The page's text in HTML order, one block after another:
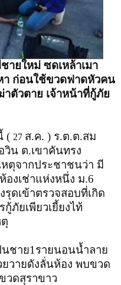
ายใหม่ ซดเหล้าเมา
า ก่อนใช้ขวดฟาดหัวคน
ตัวตาย เจ้าหน้าที่กู้ภัย
( 27 ส.ค. ) ร.ต.ต.สม
วิน ต.เขาคันทรง
ตุจากประชาชนว่า มี
งเช่าแห่งหนึ่ง ม.6
ดเข้าตรวจสอบที่เกิด
ภัยเพียวเยี้ยงไท้
นชาย1รายนอนน้ำลาย
ยวายดังลั่นห้อง พบขวด
วดสุราขาว